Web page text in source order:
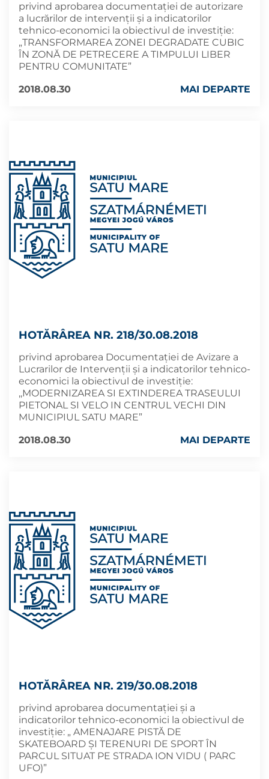
privind aprobarea documentației de autorizare
a lucrărilor de intervenții şi a indicatorilor
tehnico-economici la obiectivul de investiţie:
„TRANSFORMAREA ZONEI DEGRADATE CUBIC
ÎN ZONĂ DE PETRECERE A TIMPULUI LIBER
PENTRU COMUNITATE”
2018.08.30
MAI DEPARTE
HOTĂRÂREA NR. 218/30.08.2018
privind aprobarea Documentației de Avizare a
Lucrarilor de Intervenții şi a indicatorilor tehnico-
economici la obiectivul de investiţie:
,,MODERNIZAREA SI EXTINDEREA TRASEULUI
PIETONAL SI VELO IN CENTRUL VECHI DIN
MUNICIPIUL SATU MARE”
2018.08.30
MAI DEPARTE
HOTĂRÂREA NR. 219/30.08.2018
privind aprobarea documentaţiei şi a
indicatorilor tehnico-economici la obiectivul de
investiţie: „ AMENAJARE PISTĂ DE
SKATEBOARD ŞI TERENURI DE SPORT ÎN
PARCUL SITUAT PE STRADA ION VIDU ( PARC
UFO)”